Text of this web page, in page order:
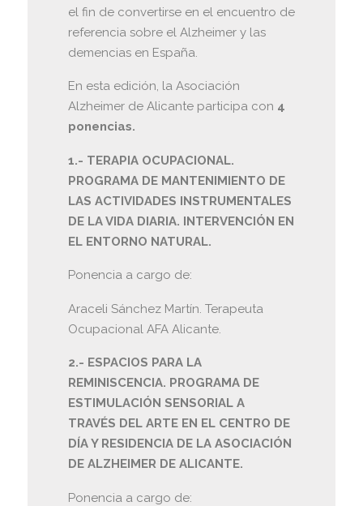
el fin de convertirse en el encuentro de
referencia sobre el Alzheimer y las
demencias en España.
En esta edición, la Asociación
Alzheimer de Alicante participa con 4
ponencias.
1.- TERAPIA OCUPACIONAL.
PROGRAMA DE MANTENIMIENTO DE
LAS ACTIVIDADES INSTRUMENTALES
DE LA VIDA DIARIA. INTERVENCIÓN EN
EL ENTORNO NATURAL.
Ponencia a cargo de:
Araceli Sánchez Martín. Terapeuta
Ocupacional AFA Alicante.
2.- ESPACIOS PARA LA
REMINISCENCIA. PROGRAMA DE
ESTIMULACIÓN SENSORIAL A
TRAVÉS DEL ARTE EN EL CENTRO DE
DÍA Y RESIDENCIA DE LA ASOCIACIÓN
DE ALZHEIMER DE ALICANTE.
Ponencia a cargo de: